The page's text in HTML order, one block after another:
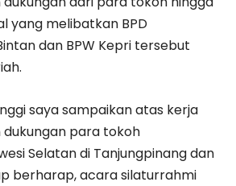
yang melibatkan BPD
dan BPW Kepri tersebut
saya sampaikan atas kerja
para tokoh
Selatan di Tanjungpinang dan
berharap, acara silaturrahmi